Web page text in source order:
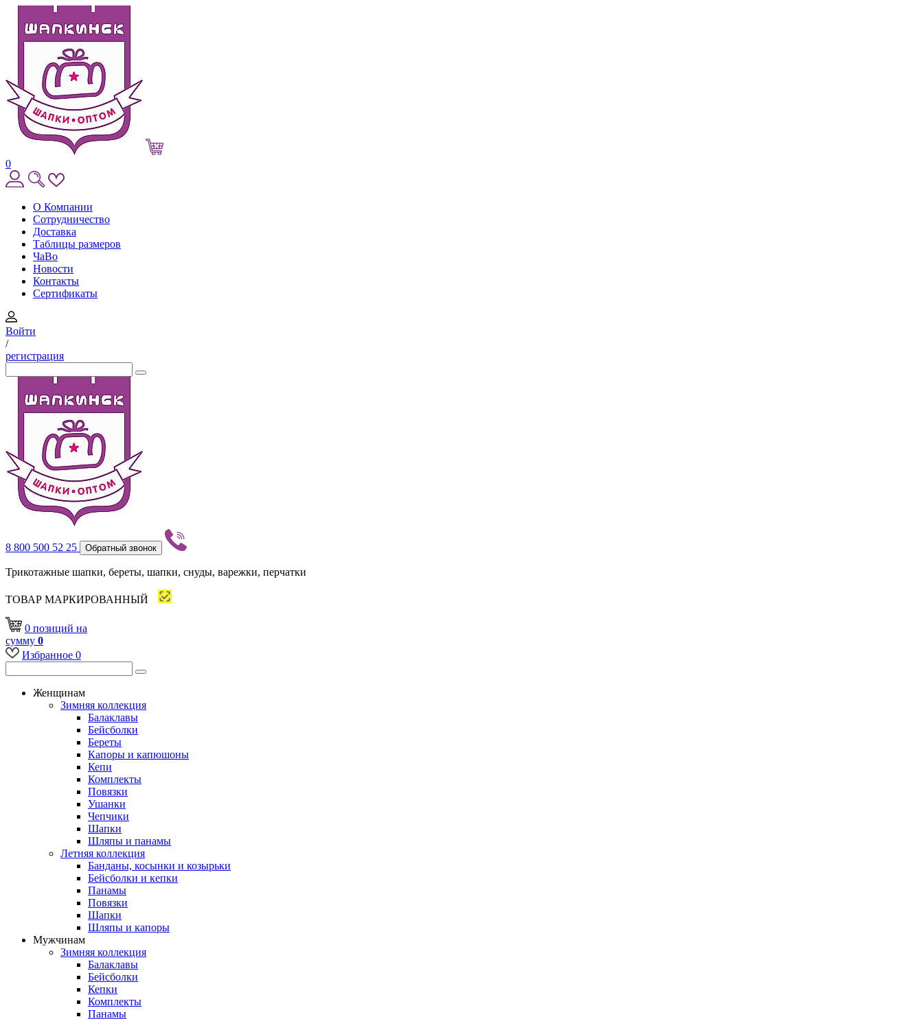
0
О Компании
Сотрудничество
Доставка
Таблицы размеров
ЧаВо
Новости
Контакты
Сертификаты
Войти
/
регистрация
8 800 500 52 25 Обратный звонок
Трикотажные шапки, береты, шапки, снуды, варежки, перчатки
ТОВАР МАРКИРОВАННЫЙ
0 позиций на
сумму 0
Избранное 0
Женщинам
Зимняя коллекция
Балаклавы
Бейсболки
Береты
Капоры и капюшоны
Кепи
Комплекты
Повязки
Ушанки
Чепчики
Шапки
Шляпы и панамы
Летняя коллекция
Банданы, косынки и козырьки
Бейсболки и кепки
Панамы
Повязки
Шапки
Шляпы и капоры
Мужчинам
Зимняя коллекция
Балаклавы
Бейсболки
Кепки
Комплекты
Панамы